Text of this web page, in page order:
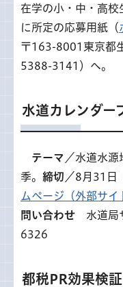
在学の小・中・高校
に所定の応募用紙（
〒163-8001東京都
5388-3141）へ。
水道カレンダー
テーマ ／水道水
季。 締切 ／8月31日
ムページ（外部サイ
問い合わせ 水道局
6326
都税PR効果検